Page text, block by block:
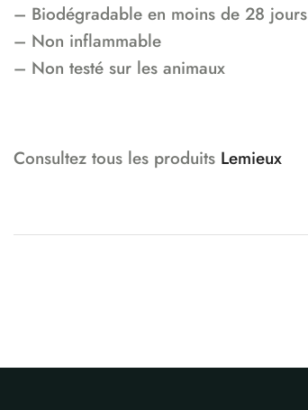
– Biodégradable en moins de 28 jours
– Non inflammable
– Non testé sur les animaux
Consultez tous les produits Lemieux